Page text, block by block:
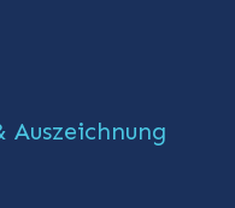
Auszeichnung